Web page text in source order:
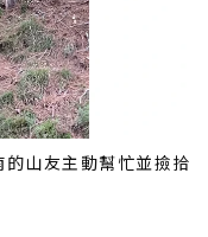
山友主動幫忙並撿拾